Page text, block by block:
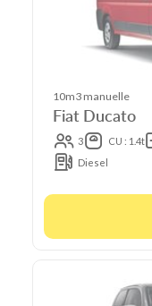
10m3 manuelle
Fiat Ducato
3 CU : 1.4t
Diesel